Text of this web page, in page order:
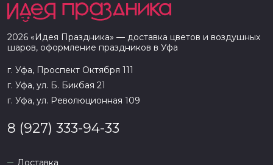
2026 «Идея Праздника» — доставка цветов и воздушных
шаров, оформление праздников в Уфа
г. Уфа, Проспект Октября 111
г. Уфа, ул. Б. Бикбая 21
г. Уфа, ул. Революционная 109
8 (927) 333-94-33
Доставка